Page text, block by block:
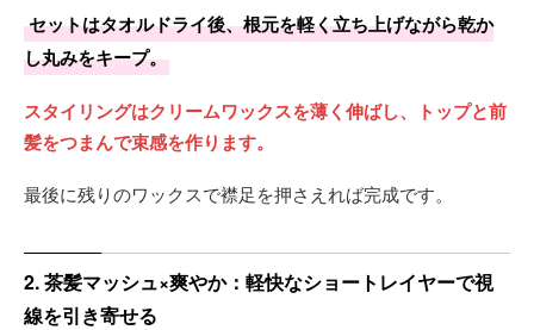
セットはタオルドライ後、根元を軽く立ち上げながら乾か
し丸みをキープ。
スタイリングはクリームワックスを薄く伸ばし、トップと前
髪をつまんで束感を作ります。
最後に残りのワックスで襟足を押さえれば完成です。
2. 茶髪マッシュ×爽やか：軽快なショートレイヤーで視
線を引き寄せる